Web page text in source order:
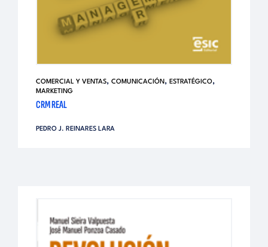
COMERCIAL Y VENTAS, COMUNICACIÓN, ESTRATÉGICO,
MARKETING
CRM REAL
PEDRO J. REINARES LARA